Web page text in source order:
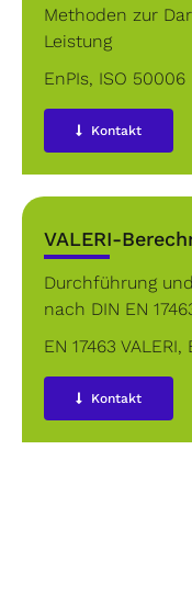
Methoden zur
Leistung
EnPIs, ISO 50006
Kontakt
VALERI-
Durchführung
nach DIN EN
EN 17463 VALERI,
Kontakt